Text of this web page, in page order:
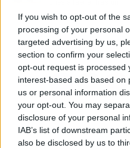
If you wish to opt-out of the
processing of your personal
targeted advertising by us,
section to confirm your
opt-out request is processed
interest-based ads based on
us or personal information
your opt-out. You may
disclosure of your personal
IAB’s list of downstream
also be disclosed by us to
paro parcial